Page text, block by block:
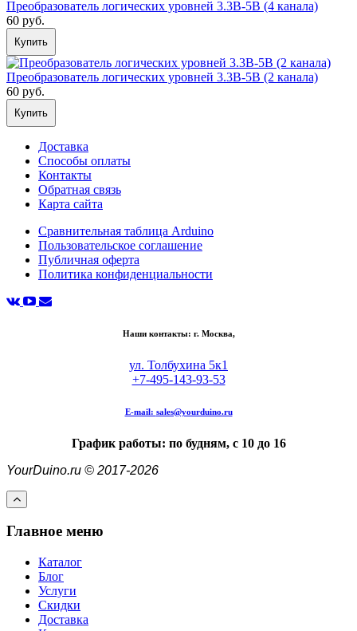
Преобразователь логических уровней 3.3В-5В (4 канала)
60 руб.
Купить
Преобразователь логических уровней 3.3В-5В (2 канала)
60 руб.
Купить
Доставка
Способы оплаты
Контакты
Обратная связь
Карта сайта
Сравнительная таблица Arduino
Пользовательское соглашение
Публичная оферта
Политика конфиденциальности
Наши контакты: г. Москва,
ул. Толбухина 5к1
+7-495-143-93-53
E-mail: sales@yourduino.ru
График работы: по будням, с 10 до 16
YourDuino.ru © 2017-2026
Главное меню
Каталог
Блог
Услуги
Скидки
Доставка